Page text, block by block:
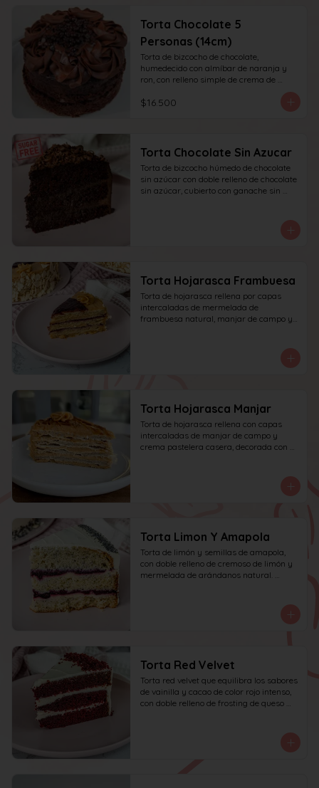
Torta Chocolate 5
Personas (14cm)
Torta de bizcocho de chocolate,
humedecido con almíbar de naranja y
ron, con relleno simple de crema de
ganache de chocolate. Recomendada
$16.500
Torta Chocolate Sin Azucar
Torta de bizcocho húmedo de chocolate
sin azúcar con doble relleno de chocolate
sin azúcar, cubierto con ganache sin
Torta Hojarasca Frambuesa
Torta de hojarasca rellena por capas
intercaladas de mermelada de
frambuesa natural, manjar de campo y
Torta Hojarasca Manjar
Torta de hojarasca rellena con capas
intercaladas de manjar de campo y
crema pastelera casera, decorada con
Torta Limon Y Amapola
Torta de limón y semillas de amapola,
con doble relleno de cremoso de limón y
mermelada de arándanos natural.
Torta Red Velvet
Torta red velvet que equilibra los sabores
de vainilla y cacao de color rojo intenso,
con doble relleno de frosting de queso